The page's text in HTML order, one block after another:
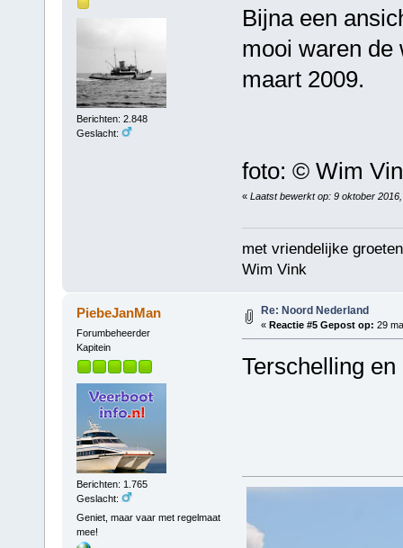
Berichten: 2.848
Geslacht:
Bijna een
mooi waren de
maart 2009.
foto: © Wim
« Laatst bewerkt op: 9 oktober
met vriendelijke
Wim Vink
PiebeJanMan
Forumbeheerder
Kapitein
Berichten: 1.765
Geslacht:
Geniet, maar vaar met regelmaat
mee!
Re: Noord Nederland
« Reactie #5 Gepost op: 29
Terschelling